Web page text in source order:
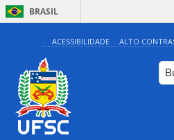
BRASIL
ACESSIBILIDADE ALTO